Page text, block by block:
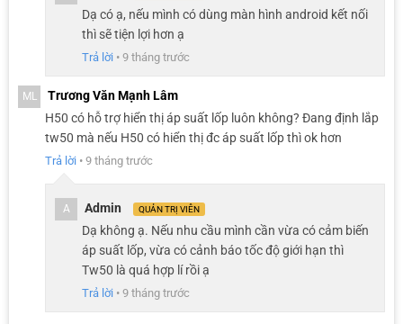
Vì sao nên dùng màn hình hiển thị thông minh
Vietmap HUD H50?
Vì sản phẩm còn khá mới mẻ trên thị trường nên không ít anh em
chủ xe băn khoăn: “Có nên lắp màn hình Vietmap HUD H50 cho ô tô
không?”. Theo đánh giá từ những chuyên gia đầu ngành, đây là
Dạ có ạ, nếu mình có dùng màn hình android kết nối
thì sẽ tiện lợi hơn ạ
Trả lời • 9 tháng trước
ML
Trương Văn Mạnh Lâm
H50 có hỗ trợ hiển thị áp suất lốp luôn không? Đang định lắp
tw50 mà nếu H50 có hiển thị đc áp suất lốp thì ok hơn
Trả lời • 9 tháng trước
A Admin QUẢN TRỊ VIÊN
Dạ không ạ. Nếu nhu cầu mình cần vừa có cảm biến
áp suất lốp, vừa có cảnh báo tốc độ giới hạn thì
Tw50 là quá hợp lí rồi ạ
Trả lời • 9 tháng trước